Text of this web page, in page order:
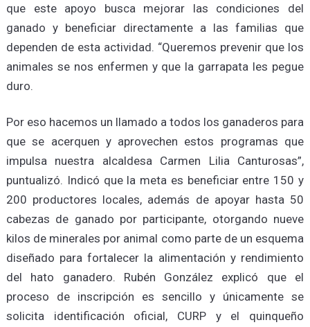
que este apoyo busca mejorar las condiciones del
ganado y beneficiar directamente a las familias que
dependen de esta actividad. “Queremos prevenir que los
animales se nos enfermen y que la garrapata les pegue
duro.
Por eso hacemos un llamado a todos los ganaderos para
que se acerquen y aprovechen estos programas que
impulsa nuestra alcaldesa Carmen Lilia Canturosas”,
puntualizó. Indicó que la meta es beneficiar entre 150 y
200 productores locales, además de apoyar hasta 50
cabezas de ganado por participante, otorgando nueve
kilos de minerales por animal como parte de un esquema
diseñado para fortalecer la alimentación y rendimiento
del hato ganadero. Rubén González explicó que el
proceso de inscripción es sencillo y únicamente se
solicita identificación oficial, CURP y el quinqueño